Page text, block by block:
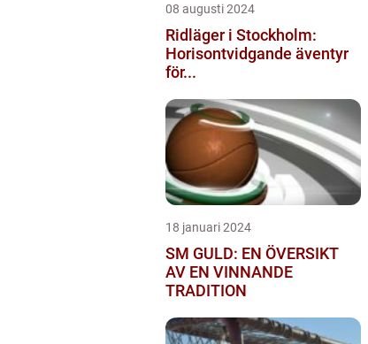
08 augusti 2024
Ridläger i Stockholm:
Horisontvidgande äventyr
för...
18 januari 2024
SM GULD: EN ÖVERSIKT
AV EN VINNANDE
TRADITION